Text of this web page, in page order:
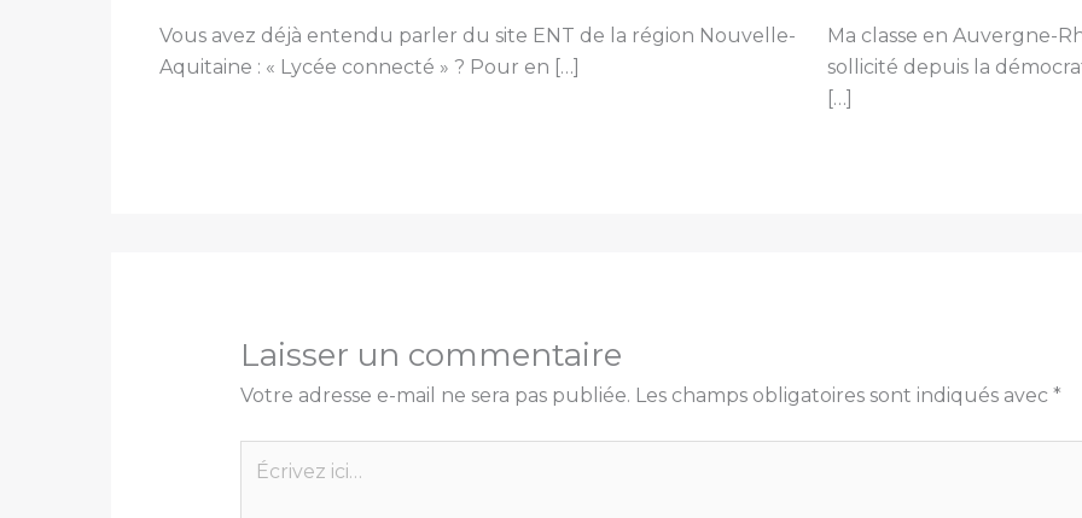
Vous avez déjà entendu parler du site ENT de la région Nouvelle-
Aquitaine : « Lycée connecté » ? Pour en […]
Ma classe en Auvergne-
sollicité depuis la
[…]
Laisser un commentaire
Votre adresse e-mail ne sera pas publiée. Les champs obligatoires sont indiqués avec *
ici…